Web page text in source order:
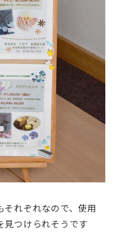
れぞれなので、使用
見つけられそうです